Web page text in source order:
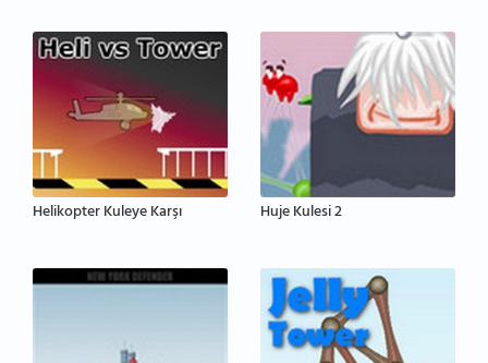
Helikopter Kuleye Karşı Huje Kulesi 2